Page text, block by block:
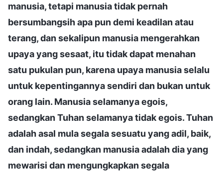
manusia, tetapi manusia tidak pernah
bersumbangsih apa pun demi keadilan atau
terang, dan sekalipun manusia mengerahkan
upaya yang sesaat, itu tidak dapat menahan
satu pukulan pun, karena upaya manusia selalu
untuk kepentingannya sendiri dan bukan untuk
orang lain. Manusia selamanya egois,
sedangkan Tuhan selamanya tidak egois. Tuhan
adalah asal mula segala sesuatu yang adil, baik,
dan indah, sedangkan manusia adalah dia yang
mewarisi dan mengungkapkan segala